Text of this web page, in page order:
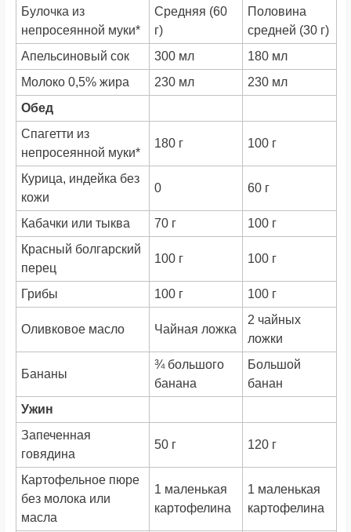
Булочка из
непросеянной муки*
Средняя (60
г)
Половина
средней (30 г)
Апельсиновый сок
300 мл
180 мл
Молоко 0,5% жира
230 мл
230 мл
Обед
Спагетти из
непросеянной муки*
180 г 100 г
Курица, индейка без
кожи
0 60 г
Кабачки или тыква 70 г
100 г
Красный болгарский
перец
100 г 100 г
Грибы 100 г 100 г
Оливковое масло Чайная ложка
2 чайных
ложки
Бананы
¾ большого
банана
Большой
банан
Ужин
Запеченная
говядина
50 г 120 г
Картофельное пюре
без молока или
масла
1 маленькая
картофелина
1 маленькая
картофелина